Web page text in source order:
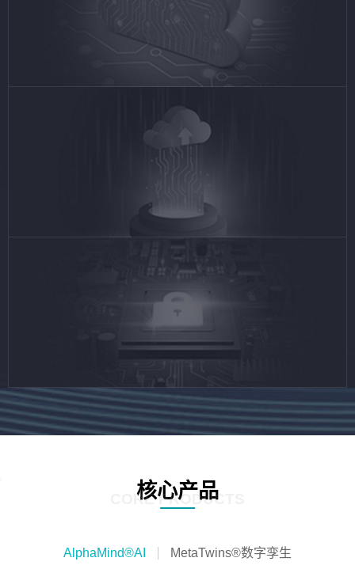
核心产品
CORE PRODUCTS
AlphaMind®AI MetaTwins®数字孪生